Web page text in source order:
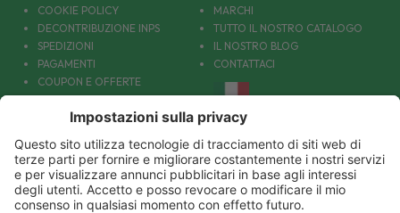
COOKIE POLICY
DECONTRIBUZIONE INPS
SPEDIZIONI
PAGAMENTI
COUPON E OFFERTE
PATOLOGIE: CAUSE E RIMEDI
MARCHI
TUTTO IL NOSTRO CATALOGO
IL NOSTRO BLOG
CONTATTACI
DIVENTIAMO AMICI!
Parafarmacia Europea Srl - Via Petraro 380- 80050 Santa Maria la Carità (NA) - P.IVA10677001215